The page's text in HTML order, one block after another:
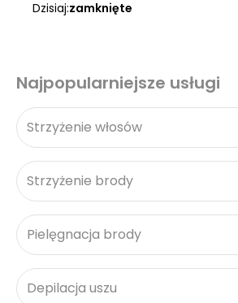
Dzisiaj:zamknięte
Najpopularniejsze usługi
Strzyżenie włosów
Strzyżenie brody
Pielęgnacja brody
Depilacja uszu